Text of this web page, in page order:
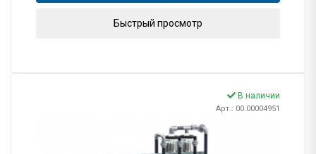
Быстрый просмотр
В наличии
Арт.: 00.00004951